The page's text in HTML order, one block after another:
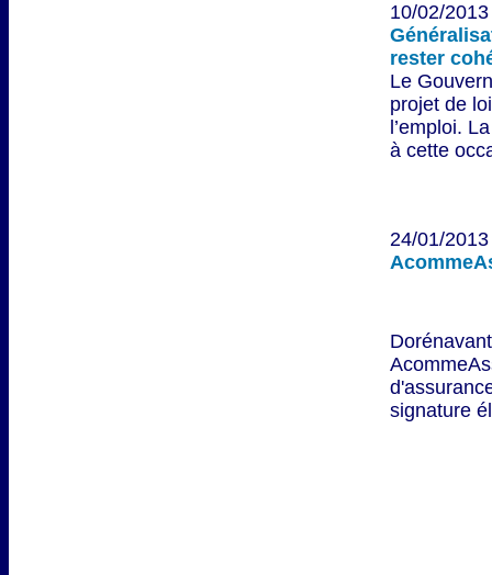
10/02/
rester
Le
projet de
l’emploi.
à cette
24/01/
signature